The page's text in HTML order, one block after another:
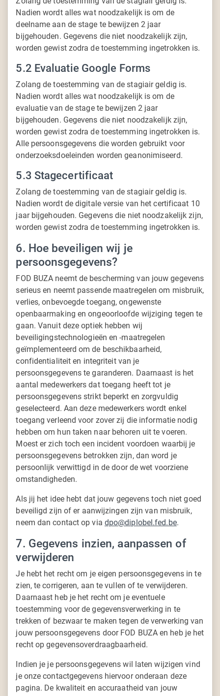
Nadien wordt alles wat noodzakelijk is om de
deelname aan de stage te bewijzen 2 jaar
bijgehouden. Gegevens die niet noodzakelijk zijn,
worden gewist zodra de toestemming ingetrokken is.
5.2 Evaluatie Google Forms
Zolang de toestemming van de stagiair geldig is.
Nadien wordt alles wat noodzakelijk is om de
evaluatie van de stage te bewijzen 2 jaar
bijgehouden. Gegevens die niet noodzakelijk zijn,
worden gewist zodra de toestemming ingetrokken is.
Alle persoonsgegevens die worden gebruikt voor
onderzoeksdoeleinden worden geanonimiseerd.
5.3 Stagecertificaat
Zolang de toestemming van de stagiair geldig is.
Nadien wordt de digitale versie van het certificaat 10
jaar bijgehouden. Gegevens die niet noodzakelijk zijn,
worden gewist zodra de toestemming ingetrokken is.
6. Hoe beveiligen wij je
persoonsgegevens?
FOD BUZA neemt de bescherming van jouw gegevens
serieus en neemt passende maatregelen om misbruik,
verlies, onbevoegde toegang, ongewenste
openbaarmaking en ongeoorloofde wijziging tegen te
gaan. Vanuit deze optiek hebben wij
beveiligingstechnologieën en -maatregelen
geïmplementeerd om de beschikbaarheid,
confidentialiteit en integriteit van je
persoonsgegevens te garanderen. Daarnaast is het
aantal medewerkers dat toegang heeft tot je
persoonsgegevens strikt beperkt en zorgvuldig
geselecteerd. Aan deze medewerkers wordt enkel
toegang verleend voor zover zij die informatie nodig
hebben om hun taken naar behoren uit te voeren.
Moest er zich toch een incident voordoen waarbij je
persoonsgegevens betrokken zijn, dan word je
persoonlijk verwittigd in de door de wet voorziene
omstandigheden.
Als jij het idee hebt dat jouw gegevens toch niet goed
beveiligd zijn of er aanwijzingen zijn van misbruik,
neem dan contact op via dpo@diplobel.fed.be.
7. Gegevens inzien, aanpassen of
verwijderen
Je hebt het recht om je eigen persoonsgegevens in te
zien, te corrigeren, aan te vullen of te verwijderen.
Daarnaast heb je het recht om je eventuele
toestemming voor de gegevensverwerking in te
trekken of bezwaar te maken tegen de verwerking van
jouw persoonsgegevens door FOD BUZA en heb je het
recht op gegevensoverdraagbaarheid.
Indien je je persoonsgegevens wil laten wijzigen vind
je onze contactgegevens hiervoor onderaan deze
pagina. De kwaliteit en accuraatheid van jouw